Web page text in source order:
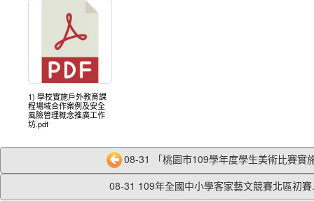
1) 學校實施戶外教育課
程場域合作案例及安全
風險管理概念推廣工作
坊.pdf
08-31 「桃園市109學年度學生美術比賽實
08-31 109年全國中小學客家藝文競賽北區初